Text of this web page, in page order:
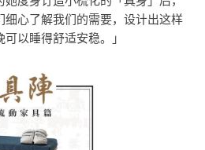
心了解我们的需要，设计出这样
以睡得舒适安稳。」